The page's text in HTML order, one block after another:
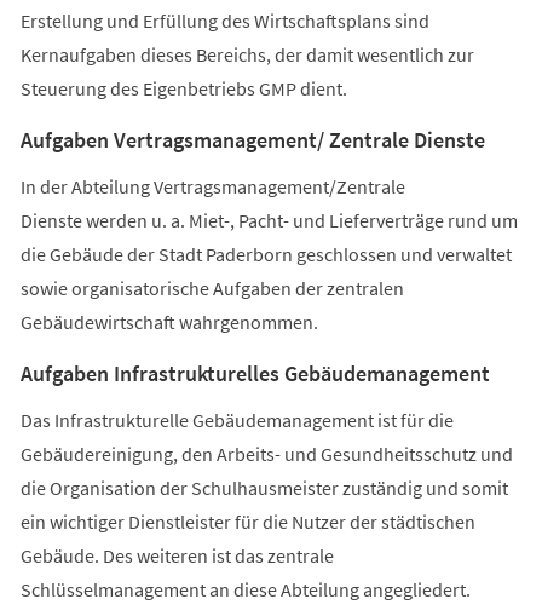
Erstellung und Erfüllung des Wirtschaftsplans sind
Kernaufgaben dieses Bereichs, der damit wesentlich zur
Steuerung des Eigenbetriebs GMP dient.
Aufgaben Vertragsmanagement/ Zentrale Dienste
In der Abteilung Vertragsmanagement/Zentrale
Dienste werden u. a. Miet-, Pacht- und Lieferverträge rund um
die Gebäude der Stadt Paderborn geschlossen und verwaltet
sowie organisatorische Aufgaben der zentralen
Gebäudewirtschaft wahrgenommen.
Aufgaben Infrastrukturelles Gebäudemanagement
Das Infrastrukturelle Gebäudemanagement ist für die
Gebäudereinigung, den Arbeits- und Gesundheitsschutz und
die Organisation der Schulhausmeister zuständig und somit
ein wichtiger Dienstleister für die Nutzer der städtischen
Gebäude. Des weiteren ist das zentrale
Schlüsselmanagement an diese Abteilung angegliedert.